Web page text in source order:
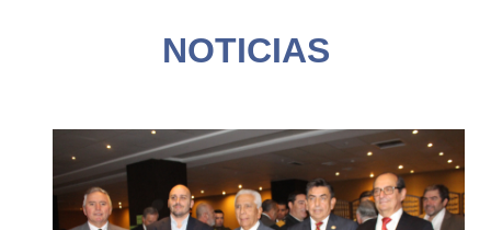
NOTICIAS